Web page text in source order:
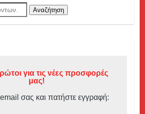
Αναζήτηση
για τις νέες προσφορές
μας!
σας και πατήστε εγγραφή: